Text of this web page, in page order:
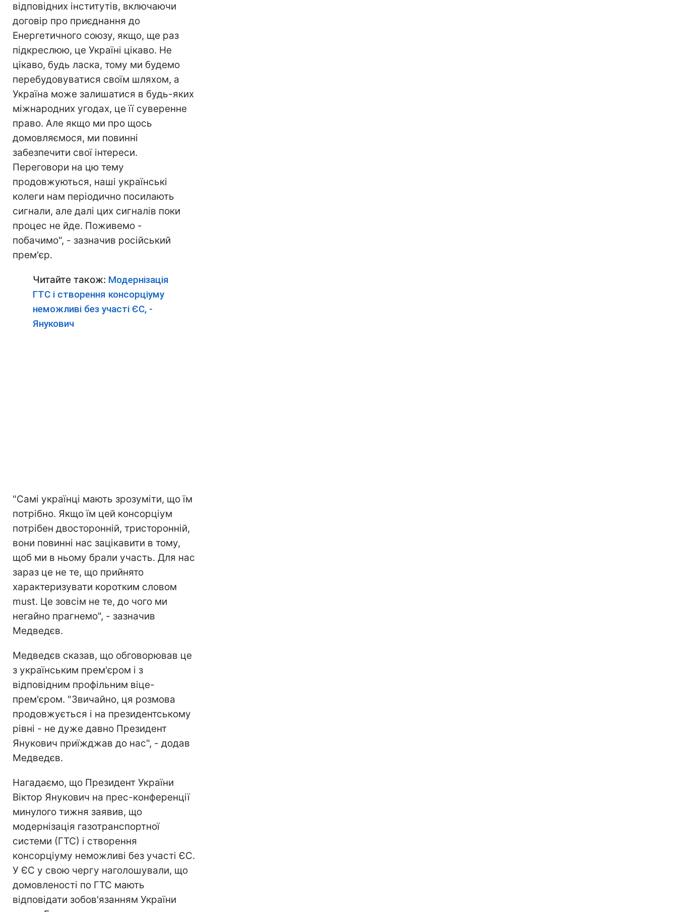
відповідних інститутів, включаючи
договір про приєднання до
Енергетичного союзу, якщо, ще раз
підкреслюю, це Україні цікаво. Не
цікаво, будь ласка, тому ми будемо
перебудовуватися своїм шляхом, а
Україна може залишатися в будь-яких
міжнародних угодах, це її суверенне
право. Але якщо ми про щось
домовляємося, ми повинні
забезпечити свої інтереси.
Переговори на цю тему
продовжуються, наші українські
колеги нам періодично посилають
сигнали, але далі цих сигналів поки
процес не йде. Поживемо -
побачимо", - зазначив російський
прем'єр.
Читайте також: Модернізація
ГТС і створення консорціуму
неможливі без участі ЄС, -
Янукович
"Самі українці мають зрозуміти, що їм
потрібно. Якщо їм цей консорціум
потрібен двосторонній, тристоронній,
вони повинні нас зацікавити в тому,
щоб ми в ньому брали участь. Для нас
зараз це не те, що прийнято
характеризувати коротким словом
must. Це зовсім не те, до чого ми
негайно прагнемо", - зазначив
Медведєв.
Медведєв сказав, що обговорював це
з українським прем'єром і з
відповідним профільним віце-
прем'єром. "Звичайно, ця розмова
продовжується і на президентському
рівні - не дуже давно Президент
Янукович приїжджав до нас", - додав
Медведєв.
Нагадаємо, що Президент України
Віктор Янукович на прес-конференції
минулого тижня заявив, що
модернізація газотранспортної
системи (ГТС) і створення
консорціуму неможливі без участі ЄС.
У ЄС у свою чергу наголошували, що
домовленості по ГТС мають
відповідати зобов'язанням України